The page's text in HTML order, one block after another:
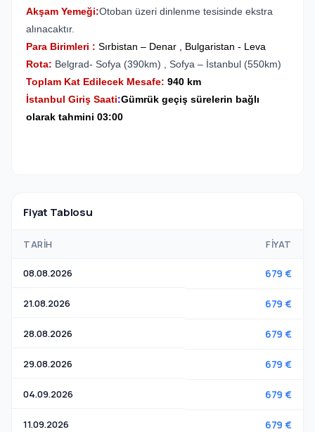
Akşam Yemeği:Otoban üzeri dinlenme tesisinde ekstra
alınacaktır.
Para Birimleri : Sırbistan – Denar , Bulgaristan - Leva
Rota: Belgrad- Sofya (390km) , Sofya – İstanbul (550km)
Toplam Kat Edilecek Mesafe: 940 km
İstanbul Giriş Saati:Gümrük geçiş sürelerin bağlı
olarak tahmini 03:00
Fiyat Tablosu
TARIH FIYAT
08.08.2026 679 €
21.08.2026 679 €
28.08.2026 679 €
29.08.2026 679 €
04.09.2026 679 €
11.09.2026 679 €